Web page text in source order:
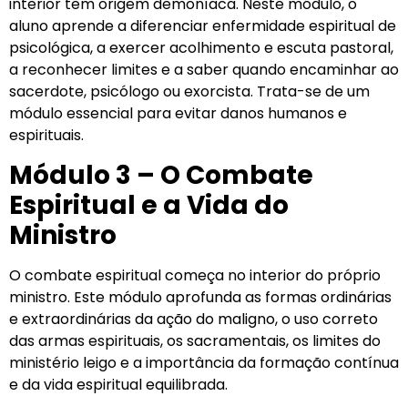
interior tem origem demoníaca. Neste módulo, o
aluno aprende a diferenciar enfermidade espiritual de
psicológica, a exercer acolhimento e escuta pastoral,
a reconhecer limites e a saber quando encaminhar ao
sacerdote, psicólogo ou exorcista. Trata-se de um
módulo essencial para evitar danos humanos e
espirituais.
Módulo 3 – O Combate
Espiritual e a Vida do
Ministro
O combate espiritual começa no interior do próprio
ministro. Este módulo aprofunda as formas ordinárias
e extraordinárias da ação do maligno, o uso correto
das armas espirituais, os sacramentais, os limites do
ministério leigo e a importância da formação contínua
e da vida espiritual equilibrada.